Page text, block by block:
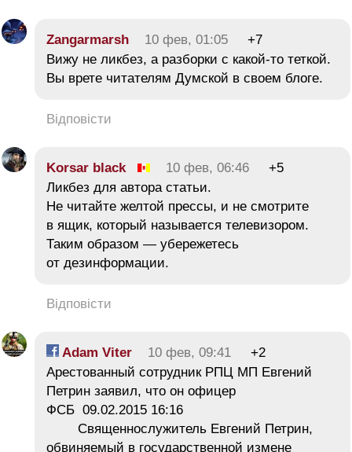
Zangarmarsh 10 фев, 01:05
+7
Вижу не ликбез, а разборки с какой-то теткой.
Вы врете читателям Думской в своем блоге.
Відповісти
Korsar black 10 фев, 06:46
+5
Ликбез для автора статьи.
Не читайте желтой прессы, и не смотрите
в ящик, который называется телевизором.
Таким образом — убережетесь
от дезинформации.
Відповісти
Adam Viter 10 фев, 09:41
+2
Арестованный сотрудник РПЦ МП Евгений
Петрин заявил, что он офицер
ФСБ 09.02.2015 16:16
Священнослужитель Евгений Петрин,
обвиняемый в государственной измене